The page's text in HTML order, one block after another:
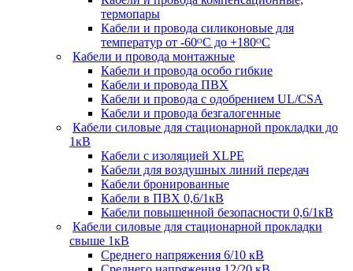
термопары
Кабели и провода силиконовые для
температур от -60ᴼC до +180ᴼС
Кабели и провода монтажные
Кабели и провода особо гибкие
Кабели и провода ПВХ
Кабели и провода с одобрением UL/CSA
Кабели и провода безгалогенные
Кабели силовые для стационарной прокладки до
1кВ
Кабели c изоляцией XLPE
Кабели для воздушных линий передач
Кабели бронированные
Кабели в ПВХ 0,6/1кВ
Кабели повышенной безопасности 0,6/1кВ
Кабели силовые для стационарной прокладки
свыше 1кВ
Среднего напряжения 6/10 кВ